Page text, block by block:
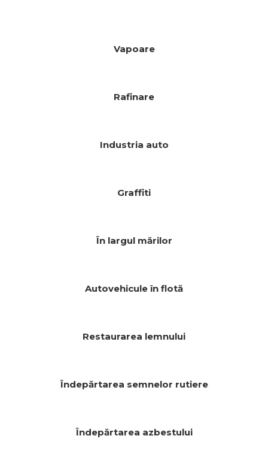
Vapoare
Rafinare
Industria auto
Graffiti
În largul mărilor
Autovehicule în flotă
Restaurarea lemnului
Îndepărtarea semnelor rutiere
Îndepărtarea azbestului